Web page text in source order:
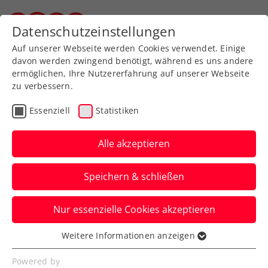
Download-Center
Datenschutzeinstellungen
Auf unserer Webseite werden Cookies verwendet. Einige
davon werden zwingend benötigt, während es uns andere
ermöglichen, Ihre Nutzererfahrung auf unserer Webseite
zu verbessern.
Essenziell Statistiken
Alle akzeptieren
Speichern & schließen
Nur essenzielle Cookies akzeptieren
Essenziell
Essenzielle Cookies werden für grundlegende
Weitere Informationen anzeigen
Powered by